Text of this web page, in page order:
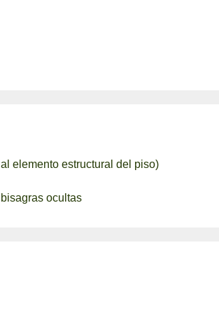
elemento estructural del piso)
ocultas